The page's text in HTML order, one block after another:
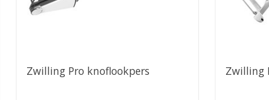
Zwilling Pro knoflookpers Zwilling